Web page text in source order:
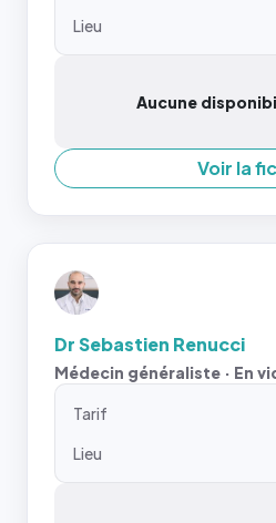
Lieu
Aucune
Voir la
Dr Sebastien Renucci
Médecin généraliste · En
Tarif
Lieu